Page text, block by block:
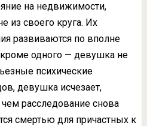
на недвижимости,
из своего круга. Их
развиваются по вполне
одного — девушка не
психические
девушка исчезает,
расследование снова
смертью для причастных к